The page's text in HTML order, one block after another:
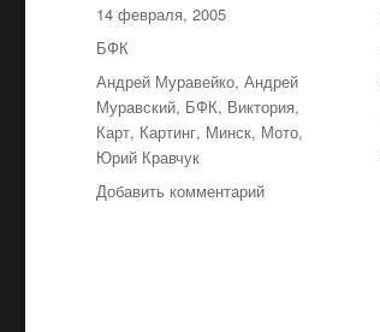
Опубликовано
14 февраля, 2005
Рубрики
БФК
Метки
Андрей Муравейко,Андрей
Муравский, БФК, Виктория,
Карт, Картинг, Минск, Мото,
Юрий Кравчук
Добавить комментарийк